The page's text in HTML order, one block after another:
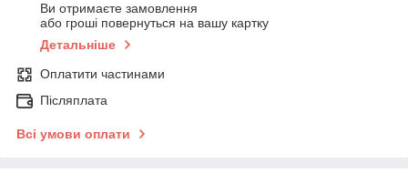
Ви отримаєте замовлення
або гроші повернуться на вашу картку
Детальніше
Оплатити частинами
Післяплата
Всі умови оплати